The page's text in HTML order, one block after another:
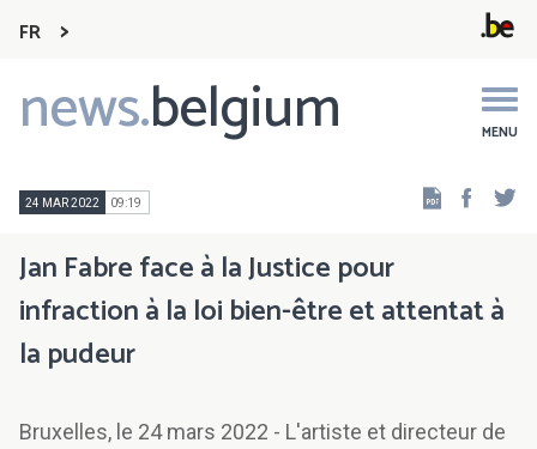
FR
news.belgium MENU
Main
navigation
24 MAR 2022 09:19
Jan Fabre face à la Justice pour
infraction à la loi bien-être et attentat à
la pudeur
Bruxelles, le 24 mars 2022 - L'artiste et directeur de